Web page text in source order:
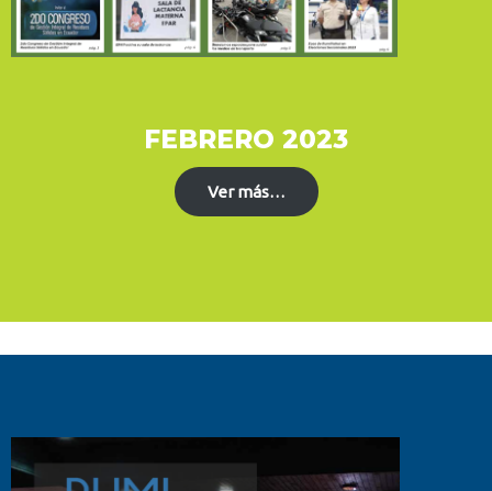
FEBRERO 2023
Ver más…